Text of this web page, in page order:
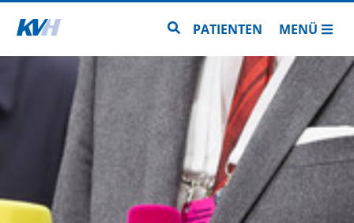
Zur Startseite Zur Seitensuche
PATIENTEN MENÜ